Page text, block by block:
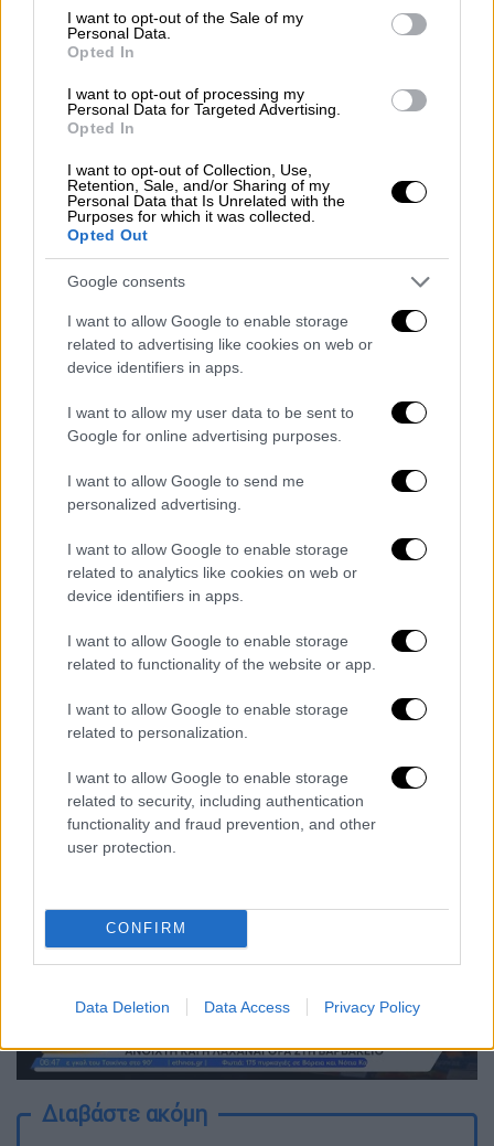
consent section.
I want to opt-out of the Sale of my
Personal Data.
Opted In
I want to opt-out of processing my
Personal Data for Targeted Advertising.
Opted In
I want to opt-out of Collection, Use,
Retention, Sale, and/or Sharing of my
Personal Data that Is Unrelated with the
Purposes for which it was collected.
Opted Out
Google consents
I want to allow Google to enable storage
related to advertising like cookies on web or
device identifiers in apps.
I want to allow my user data to be sent to
Google for online advertising purposes.
I want to allow Google to send me
personalized advertising.
I want to allow Google to enable storage
related to analytics like cookies on web or
device identifiers in apps.
I want to allow Google to enable storage
related to functionality of the website or app.
I want to allow Google to enable storage
related to personalization.
I want to allow Google to enable storage
related to security, including authentication
functionality and fraud prevention, and other
user protection.
CONFIRM
Data Deletion Data Access Privacy Policy
Οι περισσότερες αλυσίδες σούπερ μάρκετ
έχουν ανοιχτά ορισμένα από τα καταστήματά
τους ή θα λειτουργήσουν με περιορισμένο
ωράριο.
Τα Lidl θα λειτουργούν όλα από τις 07:45 έως
και τις 14:00
Ορισμένα καταστήματα της αλυσίδας
myMarket θα είναι ανοιχτά από τις 8 το πρωί
μέχρι τις 2 το μεσημέρι.Το κατάστημα ΑΒ
Βασιλόπουλος στο αεροδρόμιο των Σπάτων
όπως και τα AB Shop & Go θα λειτουργήσουν
κανονικά.
Ανοιχτά θα είναι και τα Ok Market.
Αγορές
Οι λαϊκές αγορές θα λειτουργήσουν
κανονικά από τις 07:00 το πρωί έως τις
Η Βαρβάκειος θα παραμείνει ανοιχτή
από απόψε έως και αργά το μεσημέρι
της Καθαράς Δευτέρας.
Η αγορά στου Ρέντη θα μείνει ανοιχτή
Δευτέρας.
video
Διαβάστε ακόμη